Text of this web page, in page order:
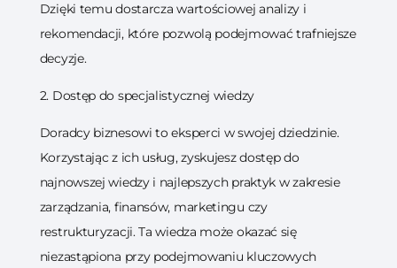
Dzięki temu dostarcza wartościowej analizy i
rekomendacji, które pozwolą podejmować trafniejsze
decyzje.
2. Dostęp do specjalistycznej wiedzy
Doradcy biznesowi to eksperci w swojej dziedzinie.
Korzystając z ich usług, zyskujesz dostęp do
najnowszej wiedzy i najlepszych praktyk w zakresie
zarządzania, finansów, marketingu czy
restrukturyzacji. Ta wiedza może okazać się
niezastąpiona przy podejmowaniu kluczowych